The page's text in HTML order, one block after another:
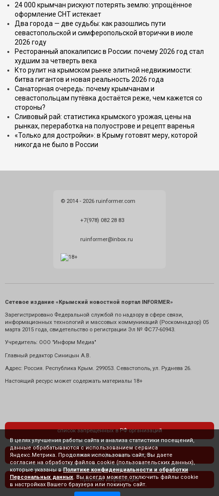
24 000 крымчан рискуют потерять землю: упрощённое
оформление СНТ истекает
Два города — две судьбы: как разошлись пути
севастопольской и симферопольской вторички в июле
2026 году
Ресторанный апокалипсис в России: почему 2026 год стал
худшим за четверть века
Кто рулит на крымском рынке элитной недвижимости:
битва гигантов и новая реальность 2026 года
Санаторная очередь: почему крымчанам и
севастопольцам путёвка достаётся реже, чем кажется со
стороны?
Сливовый рай: статистика крымского урожая, цены на
рынках, переработка на полуострове и рецепт варенья
«Только для достройки»: в Крыму готовят меру, которой
никогда не было в России
© 2014 - 2026 ruinformer.com
+7(978) 082 28 83
ruinformer@inbox.ru
Сетевое издание «Крымский новостной портал INFORMER»
Зарегистрировано Федеральной службой по надзору в сфере связи,
информационных технологий и массовых коммуникаций (Роскомнадзор) 05
марта 2015 года, свидетельство о регистрации Эл № ФС77-60943.
Учредитель: ООО "Информ Медиа"
Главный редактор Синицын А.В.
Адрес: Россия. Республика Крым. 299053. Севастополь, ул. Руднева 26.
Настоящий ресурс может содержать материалы 18+
список запрещенных в РФ организаций
политика конфиденциальности
правовая информация
В целях улучшения работы сайта и анализа статистики посещений,
данные обрабатываются с использованием сервиса
Яндекс.Метрика. Продолжая использовать сайт, Вы даете
согласие на обработку файлов cookie (пользовательских данных),
которые указаны в Политике конфиденциальности и обработки
Персональных данных . Вы всегда можете отключить файлы cookie
в настройках Вашего браузера или покинуть сайт.